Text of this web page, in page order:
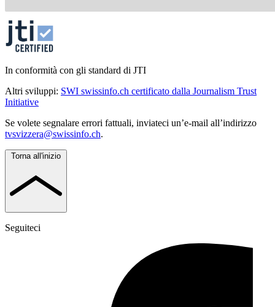
In conformità con gli standard di JTI
Altri sviluppi: SWI swissinfo.ch certificato dalla Journalism Trust
Initiative
Se volete segnalare errori fattuali, inviateci un’e-mail all’indirizzo
tvsvizzera@swissinfo.ch.
Torna all'inizio
Seguiteci